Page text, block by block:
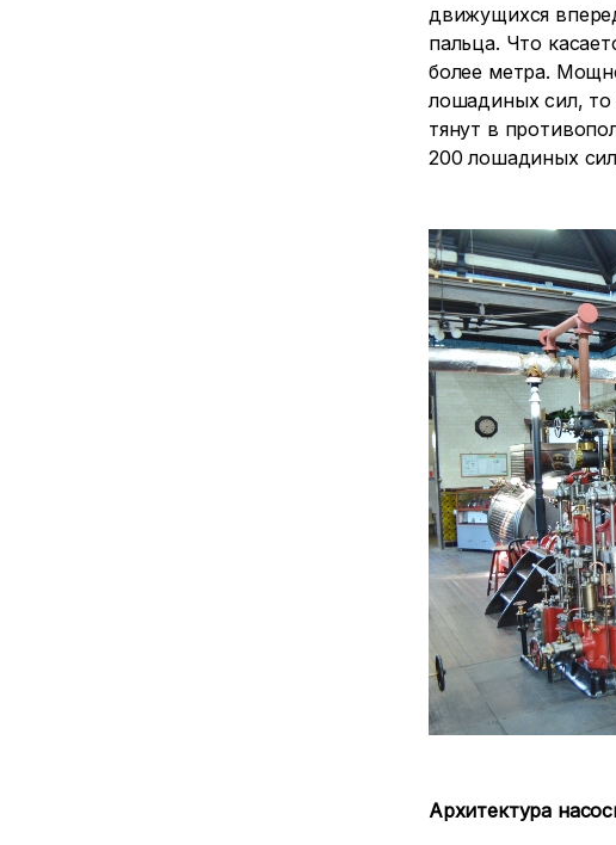
движущихся
пальца. Что
более метра.
лошадиных сил, то
тянут в
200 лошадиных
Архитектура